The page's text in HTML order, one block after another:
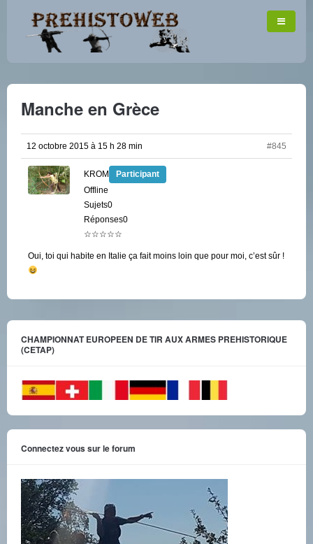
Manche en Grèce
12 octobre 2015 à 15 h 28 min #845
KROM
Participant
Offline
Sujets0
Réponses0
☆☆☆☆☆
Oui, toi qui habite en Italie ça fait moins loin que pour moi, c’est sûr !
CHAMPIONNAT EUROPEEN DE TIR AUX ARMES PREHISTORIQUE
(CETAP)
Connectez vous sur le forum